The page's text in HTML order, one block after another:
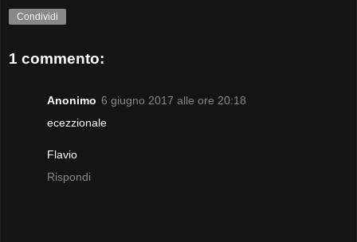
Condividi
1 commento:
Anonimo 6 giugno 2017 alle ore 20:18
ecezzionale
Flavio
Rispondi